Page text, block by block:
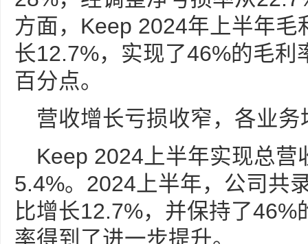
方面，Keep 2024年上半年毛
长12.7%，实现了46%的毛利
百分点。
营收增长亏损收窄，各业
Keep 2024上半年实现总
5.4%。2024上半年，公司共
比增长12.7%，并保持了
率得到了进一步提升。